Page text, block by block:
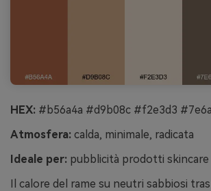
HEX: #b56a4a #d9b08c #f2e3d3
Atmosfera: calda, minimale, radicata
Ideale per: pubblicità prodotti skincare
Il calore del rame su neutri sabbiosi